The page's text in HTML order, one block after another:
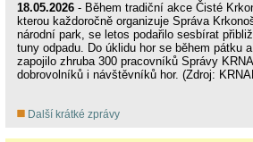
18.05.2026 - Během tradiční akce Čisté
kterou každoročně organizuje Správa
národní park, se letos podařilo sesbírat
tuny odpadu. Do úklidu hor se během pátku
zapojilo zhruba 300 pracovníků Správy
dobrovolníků i návštěvníků hor. (Zdroj:
Další krátké zprávy